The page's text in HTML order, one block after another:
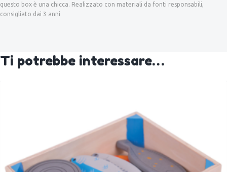
questo box è una chicca. Realizzato con materiali da fonti responsabili,
consigliato dai 3 anni
Ti potrebbe interessare…